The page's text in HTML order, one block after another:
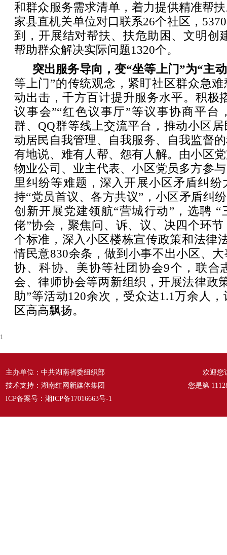
和群众服务需求清单，着力提供精准帮
家县直机关单位对口联系26个社区，
到，开展结对帮扶、扶危助困、文明创
帮助群众解决实际问题1320个。
突出服务导向，变“坐等上门”为“主
等上门”的传统观念，紧盯社区群众急
动出击，千方百计提升服务水平。积极
议事会”“红色议事厅”等议事协商平台
群、QQ群等线上交流平台，推动小区
动居民自我管理、自我服务、自我监督
有地说、难有人帮、怨有人解。由小区
物业公司、业主代表、小区党员多方参
里纠纷等难题，深入开展小区矛盾纠
持“党员首议、各方共议”，小区矛盾纠
创新开展党建领航“营城行动”，选聘 “
佬”协会，聚焦问、诉、议、决四个环
个标准，深入小区楼栋宣传政策和法律
情民意830余条，做到小事不出小区、
协、科协、美协等社团协会9个，联合
会、律师协会等两新组织，开展法律政
助”等活动120余次，受众达1.1万余人
区高高飘扬。
1
主办单位：中共湖南省委组织部
技术支持：湖南红网新媒体集团
ICP备案号： 湘ICP备17016663号-1
欢迎您
您是第